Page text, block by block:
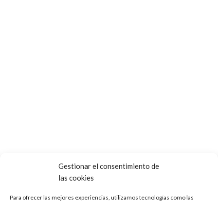
Gestionar el consentimiento de
las cookies
Para ofrecer las mejores experiencias, utilizamos tecnologías como las